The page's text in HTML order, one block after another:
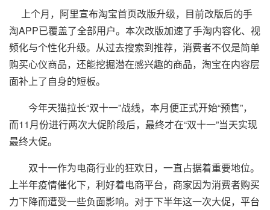
上个月，阿里宣布淘宝首页改版升级，目前改版后的手
淘APP已覆盖了全部用户。本次改版加速了手淘内容化、视
频化与个性化升级。从过去搜索到推荐，消费者不仅是简单
购买心仪商品，还能挖掘潜在感兴趣的商品，淘宝在内容层
面补上了自身的短板。
今年天猫拉长“双十一”战线，本月便正式开始“预售”，
而11月份进行两次大促阶段后，最终才在“双十一”当天实现
最终大促。
双十一作为电商行业的狂欢日，一直占据着重要地位。
上半年疫情催化下，利好着电商平台，商家因为消费者购买
力下降而遭受一些负面影响。对于下半年这一次大促，平台